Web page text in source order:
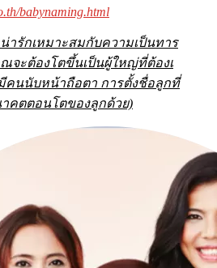
babynaming.html
ารักเหมาะสมกับความเป็นทาร
จะต้องโตขึ้นเป็นผู้ใหญ่ที่ต้องเ
คนนับหน้าถือตา การตั้งชื่อลูกที่
คตตอนโตของลูกด้วย)